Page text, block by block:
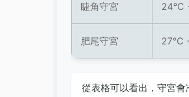
睫角守宮 24°C
肥尾守宮 27°C
從表格可以看出，守宮